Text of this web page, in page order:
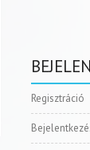
Regisztráció